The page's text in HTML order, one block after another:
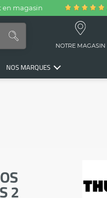
en magasin
NOTRE MAGASIN
NOS MARQUES
2